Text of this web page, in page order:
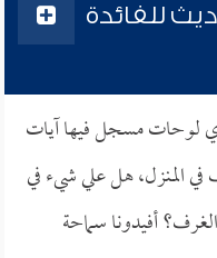
للفائدة
لوحات مسجل فيها آيات
المنزل، هل علي شيء في
أفيدونا سماحة